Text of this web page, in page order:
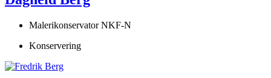
Malerikonservator NKF-N
Konservering